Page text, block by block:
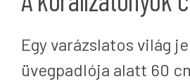
Egy varázslatos világ
üvegpadlója alatt 60